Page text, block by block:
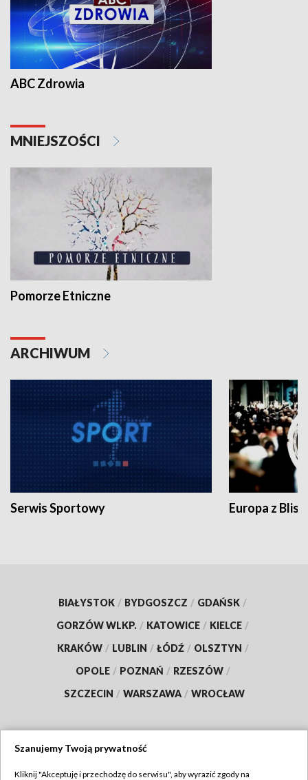
ABC Zdrowia
MNIEJSZOŚCI
Pomorze Etniczne
ARCHIWUM
Serwis Sportowy Europa z
BIAŁYSTOK / BYDGOSZCZ / GDAŃSK /
GORZÓW WLKP. / KATOWICE / KIELCE /
KRAKÓW / LUBLIN / ŁÓDŹ / OLSZTYN /
OPOLE / POZNAŃ / RZESZÓW /
SZCZECIN / WARSZAWA / WROCŁAW
Szanujemy Twoją prywatność
Kliknij "Akceptuję i przechodzę do serwisu", aby wyrazić zgody na